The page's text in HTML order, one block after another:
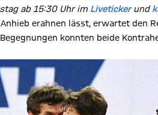
ab 15:30 Uhr im Livetickerund
erahnen lässt, erwartet den
konnten beide